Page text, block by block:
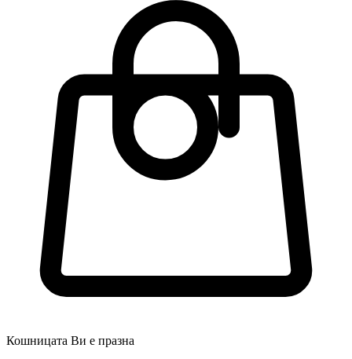
Кошницата Ви е празна